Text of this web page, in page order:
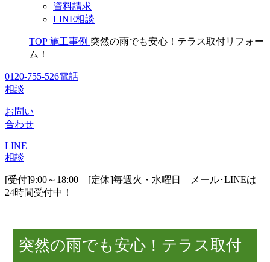
資料請求
LINE相談
TOP 施工事例 突然の雨でも安心！テラス取付リフォー
ム！
0120-755-526電話
相談
お問い
合わせ
LINE
相談
[受付]9:00～18:00 [定休]毎週火・水曜日
メール･LINEは
24時間受付中！
突然の雨でも安心！テラス取付